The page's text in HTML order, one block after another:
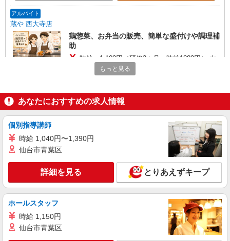
アルバイト
蔵や 西大寺店
鶏惣菜、お弁当の販売、簡単な盛付けや調理補
助
時給 1,100円（研修3ヵ月 時給1080円） 大
学生アルバイト1,100円（研修期間3ケ月は時給
1,080円） 高校生アルバイト1,080円（研修期間3
西大寺店
キープ 詳細を見る
パート
株式会社魚国総本社
時給1,150円 ※試用期間あり（入社日から2
ヶ月経過後の月末まで）
奈良県奈良市右京５丁目１ー１ （社福）希望
の会 右京こだま保育園厨房内 魚国総本社事業
キープ 詳細を見る
もっと見る
あなたにおすすめの求人情報
個別指導講師
時給 1,040円〜1,390円
仙台市青葉区
詳細を見る とりあえずキープ
ホールスタッフ
時給 1,150円
仙台市青葉区